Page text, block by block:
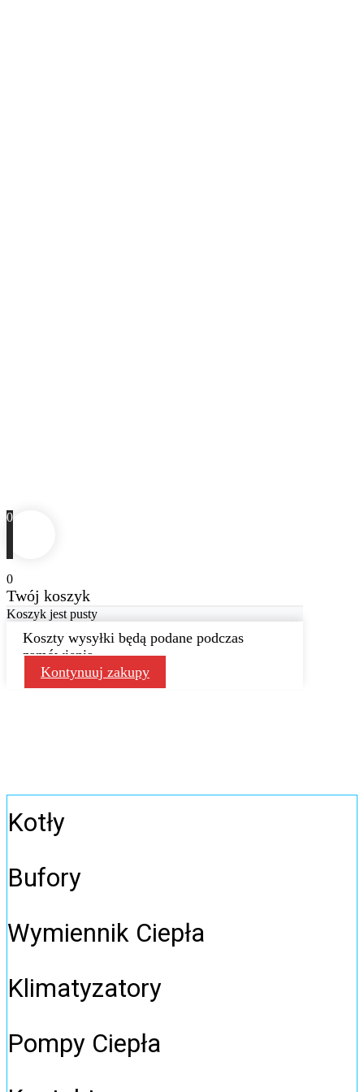
0
0
Twój koszyk
Koszyk jest pusty
Koszty wysyłki będą podane podczas
zamówienia
Kontynuuj zakupy
Kotły
Bufory
Wymiennik Ciepła
Klimatyzatory
Pompy Ciepła